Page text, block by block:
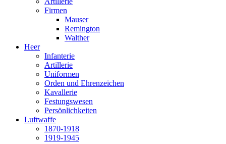
Firmen
Mauser
Remington
Walther
Heer
Infanterie
Artillerie
Uniformen
Orden und Ehrenzeichen
Kavallerie
Festungswesen
Persönlichkeiten
Luftwaffe
1870-1918
1919-1945